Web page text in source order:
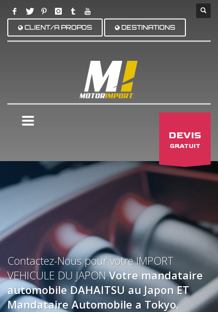
CLIENT/A PROPOS DESTINATIONS
DEVIS
GRATUIT
Contactez-Nous pour votre IMPORT
VEHICULE DU JAPONVotre mandataire
automobile DAHAITSU au Japon ET
Mandataire Automobile a Tokyo.